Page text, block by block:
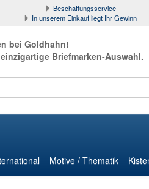
Beschaffungsservice
In unserem Einkauf liegt Ihr Gewinn
bei Goldhahn!
Briefmarken-Auswahl.
Motive / Thematik